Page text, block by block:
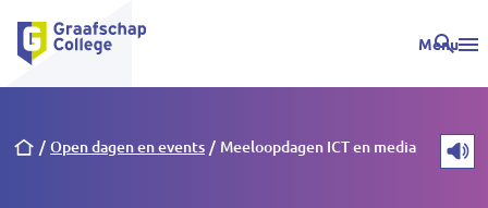
Menu
Kruimelpad
Open dagen en events Meeloopdagen ICT en media